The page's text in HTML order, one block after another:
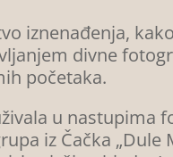
iznenađenja,
divne
početaka.
u nastupima
iz Čačka „Dule